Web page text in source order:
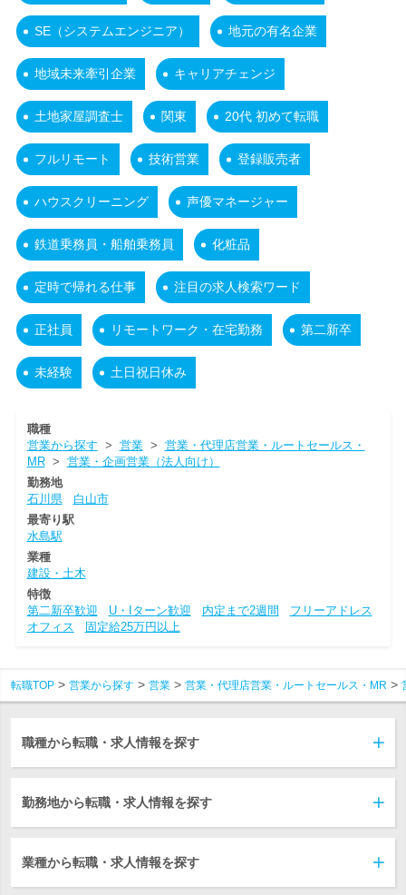
SE（システムエンジニア） 地元の有名企業
地域未来牽引企業 キャリアチェンジ
土地家屋調査士 関東 20代 初めて転職
フルリモート 技術営業 登録販売者
ハウスクリーニング 声優マネージャー
鉄道乗務員・船舶乗務員 化粧品
定時で帰れる仕事 注目の求人検索ワード
正社員 リモートワーク・在宅勤務 第二新卒
未経験 土日祝日休み
職種
営業から探す > 営業> 営業・代理店営業・ルートセールス・
MR> 営業・企画営業（法人向け）
勤務地
石川県
白山市
最寄り駅
水島駅
業種
建設・土木
特徴
第二新卒歓迎
U・Iターン歓迎 内定まで2週間
フリーアドレス
オフィス
固定給25万円以上
転職TOP 営業から探す 営業 営業・代理店営業・ルートセールス・MR
職種から転職・求人情報を探す
勤務地から転職・求人情報を探す
業種から転職・求人情報を探す